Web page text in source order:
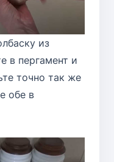
из
в пергамент и
точно так же
обе в